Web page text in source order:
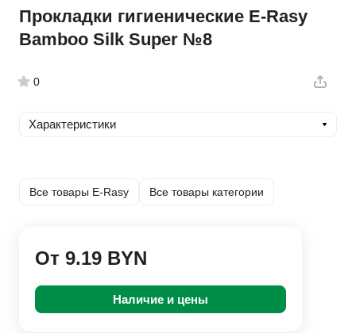
Прокладки гигиенические E-Rasy
Bamboo Silk Super №8
0
Характеристики
Все товары E-Rasy Все товары категории
От 9.19 BYN
Наличие и цены